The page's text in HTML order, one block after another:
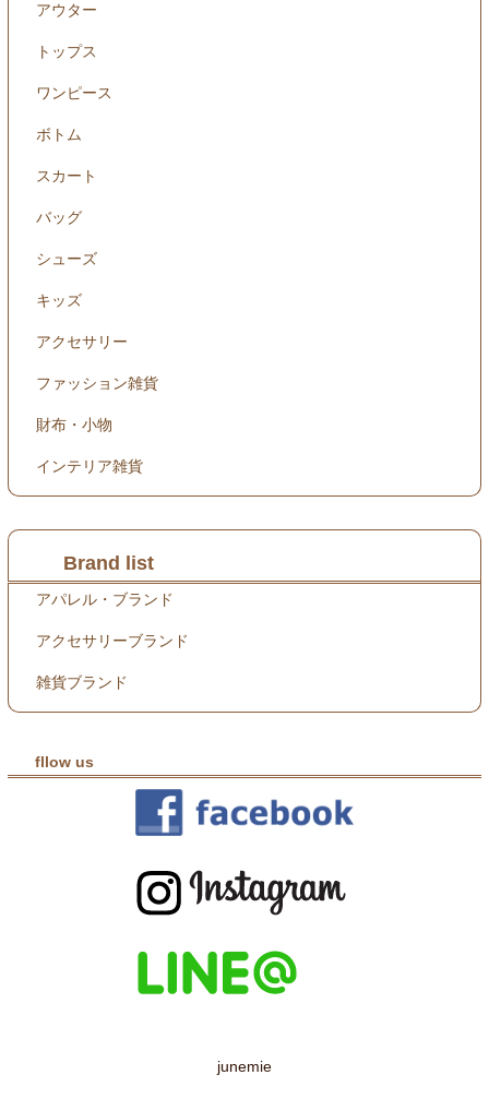
アウター
トップス
ワンピース
ボトム
スカート
バッグ
シューズ
キッズ
アクセサリー
ファッション雑貨
財布・小物
インテリア雑貨
Brand list
アパレル・ブランド
アクセサリーブランド
雑貨ブランド
fllow us
junemie